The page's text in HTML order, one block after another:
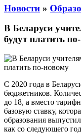
Новости »
В Беларуси
будут платить
С 2020 года в
бюджетников.
до 18, а вместо
базовую ставку,
образования
как со следующего